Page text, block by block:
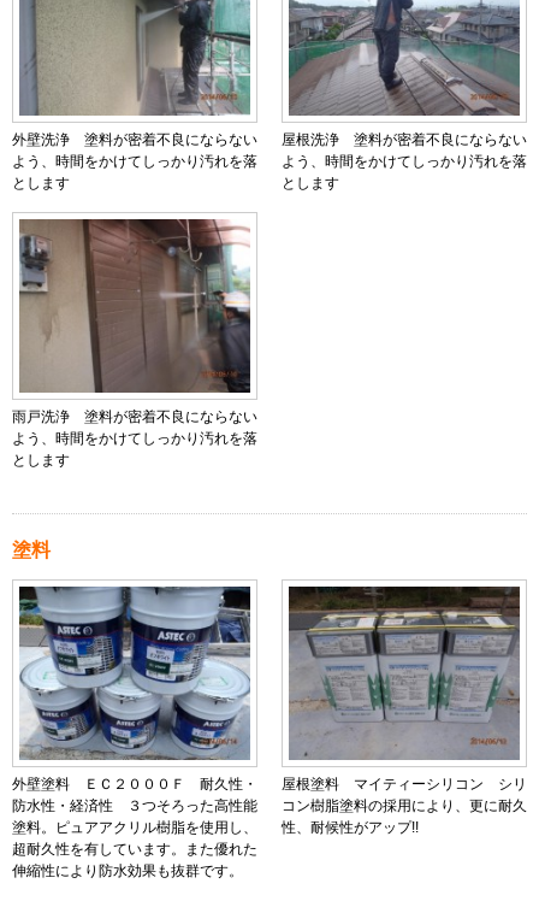
外壁洗浄 塗料が密着不良にならない
よう、時間をかけてしっかり汚れを落
とします
屋根洗浄 塗料が密着不良にならない
よう、時間をかけてしっかり汚れを落
とします
雨戸洗浄 塗料が密着不良にならない
よう、時間をかけてしっかり汚れを落
とします
塗料
外壁塗料 ＥＣ２０００Ｆ 耐久性・
防水性・経済性 ３つそろった高性能
塗料。ピュアアクリル樹脂を使用し、
超耐久性を有しています。また優れた
伸縮性により防水効果も抜群です。
屋根塗料 マイティーシリコン シリ
コン樹脂塗料の採用により、更に耐久
性、耐候性がアップ!!